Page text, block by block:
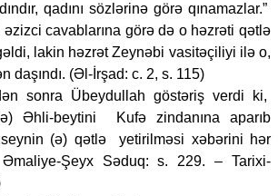
qadını sözlərinə görə qınamazlar.”
əzizci cavablarına görə də o həzrəti qətlə
lakin həzrət Zeynəbi vasitəçiliyi ilə o,
daşındı. (Əl-İrşad: c. 2, s. 115)
sonra Übeydullah göstəriş verdi ki,
Əhli-beytini Kufə zindanına aparıb
(ə) qətlə yetirilməsi xəbərini hər
Şeyx Səduq: s. 229. – Tarixi-